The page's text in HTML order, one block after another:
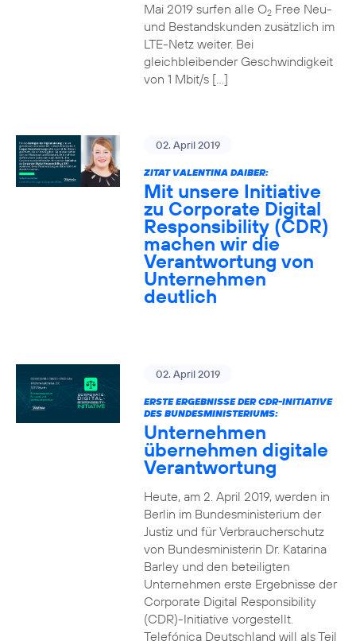
Mai 2019 surfen alle O2Free Neu-
und Bestandskunden zusätzlich im
LTE-Netz weiter. Bei
gleichbleibender Geschwindigkeit
von 1 Mbit/s […]
02. April 2019
ZITAT VALENTINA DAIBER:
Mit unsere Initiative
zu Corporate Digital
Responsibility (CDR)
machen wir die
Verantwortung von
Unternehmen
deutlich
02. April 2019
ERSTE ERGEBNISSE DER CDR-INITIATIVE
DES BUNDESMINISTERIUMS:
Unternehmen
übernehmen digitale
Verantwortung
Heute, am 2. April 2019, werden in
Berlin im Bundesministerium der
Justiz und für Verbraucherschutz
von Bundesministerin Dr. Katarina
Barley und den beteiligten
Unternehmen erste Ergebnisse der
Corporate Digital Responsibility
(CDR)-Initiative vorgestellt.
Telefónica Deutschland will als Teil